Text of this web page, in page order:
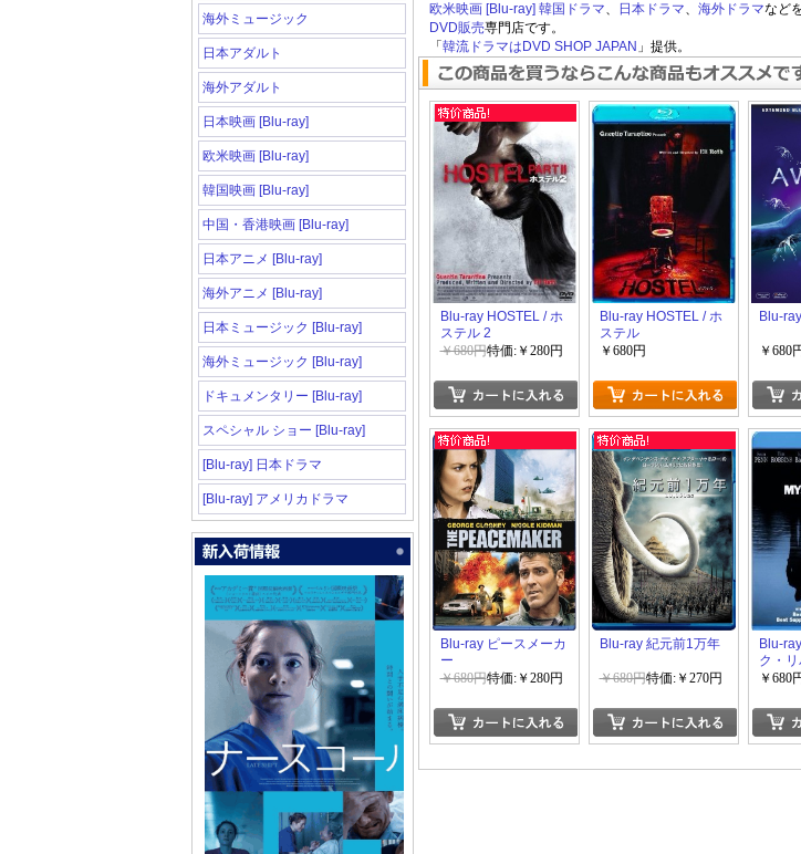
海外ミュージック
日本アダルト
海外アダルト
日本映画 [Blu-ray]
欧米映画 [Blu-ray]
韓国映画 [Blu-ray]
中国・香港映画 [Blu-ray]
日本アニメ [Blu-ray]
海外アニメ [Blu-ray]
日本ミュージック [Blu-ray]
海外ミュージック [Blu-ray]
ドキュメンタリー [Blu-ray]
スペシャル ショー [Blu-ray]
[Blu-ray] 日本ドラマ
[Blu-ray] アメリカドラマ
欧米映画 [Blu-ray] 韓国ドラマ、 日本ドラマ、 海外ドラマなど
DVD販売専門店です。
「 韓流ドラマはDVD SHOP JAPAN 」提供。
Blu-ray HOSTEL / ホ
ステル 2
￥680円特価:￥280円
Blu-ray HOSTEL / ホ
ステル
￥680円
Blu-
￥680
Blu-ray ピースメーカ
ー
￥680円特価:￥280円
Blu-ray 紀元前1万年
￥680円特価:￥270円
Blu-
ク・
￥680